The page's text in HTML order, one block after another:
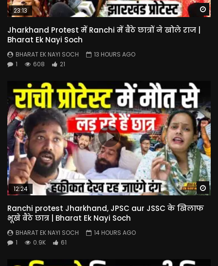
23:13
Jharkhand Protest में Ranchi में बैठे छात्रों ने खोले राज |
Bharat Ek Nayi Soch
BHARAT EK NAYI SOCH
13 HOURS AGO
1
608 21
12:24
Ranchi protest Jharkhand, JPSC aur JSSC के खिलाफ
भूखे बैठे छात्र | Bharat Ek Nayi Soch
BHARAT EK NAYI SOCH
14 HOURS AGO
1
0.9K 61